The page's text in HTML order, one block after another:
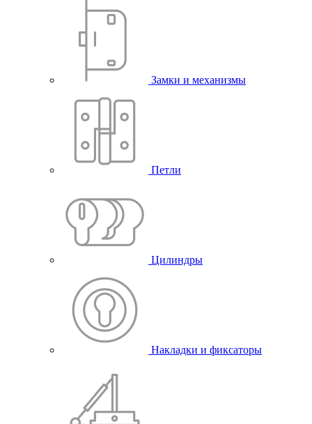
Замки и механизмы
Петли
Цилиндры
Накладки и фиксаторы